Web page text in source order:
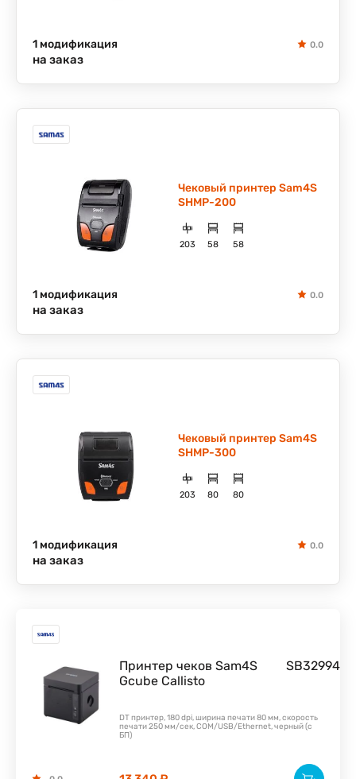
1 модификация 0.0
на заказ
Чековый принтер Sam4S
SHMP-200
203 58 58
1 модификация 0.0
на заказ
Чековый принтер Sam4S
SHMP-300
203 80 80
1 модификация 0.0
на заказ
Принтер чеков Sam4S
Gcube Callisto
SB32994
DT принтер, 180 dpi, ширина печати 80 мм, скорость
печати 250 мм/сек, COM/USB/Ethernet, черный (с
БП)